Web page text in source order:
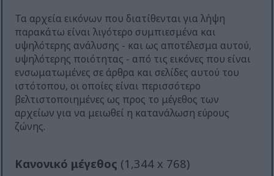
Τα αρχεία εικόνων που διατίθενται για λήψη
παρακάτω είναι λιγότερο συμπιεσμένα και
υψηλότερης ανάλυσης - και ως αποτέλεσμα αυτού,
υψηλότερης ποιότητας - από τις εικόνες που είναι
ενσωματωμένες σε άρθρα και σελίδες αυτού του
ιστότοπου, οι οποίες είναι περισσότερο
βελτιστοποιημένες ως προς το μέγεθος των
αρχείων για να μειωθεί η κατανάλωση εύρους
ζώνης.
Κανονικό μέγεθος (1,344 x 768)